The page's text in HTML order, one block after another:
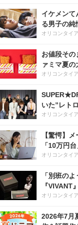
イケメンて
る男子の純
オリコンタイ
お値段その
ァミマ夏
オリコンタイ
いた”レト
オリコンタイ
【驚愕】
「10万円
オリコンタイ
「別班の
『VIVANT
オリコンタイ
2026年7月